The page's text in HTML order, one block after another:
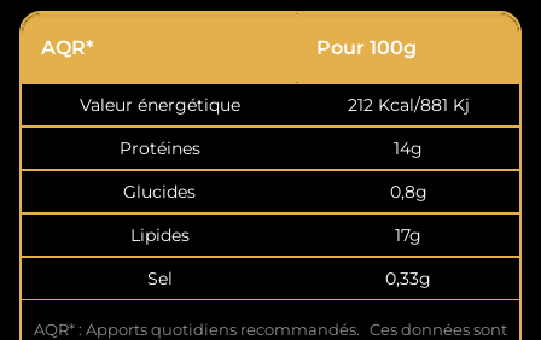
AQR* Pour 100g
Valeur énergétique
212 Kcal/881 Kj
Protéines
14g
Glucides
0,8g
Lipides
17g
Sel
0,33g
AQR* : Apports quotidiens recommandés. Ces données sont